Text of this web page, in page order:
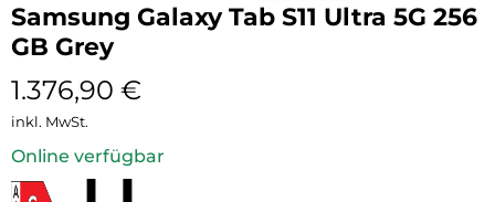
Samsung Galaxy Tab S11 Ultra 5G 256
GB Grey
1.376,90 €
inkl. MwSt.
Online verfügbar